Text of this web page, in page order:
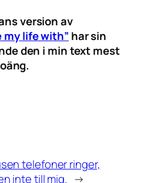
version av
my life with” har sin
den i min text mest
telefoner ringer,
inte till mig. →